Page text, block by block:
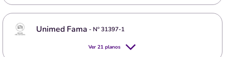
Unimed Fama - Nº31397-1
Ver 21 planos